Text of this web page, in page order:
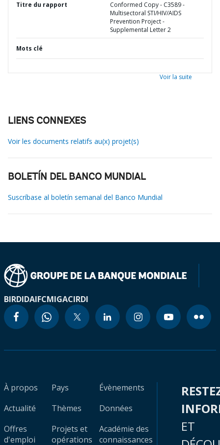
Titre du rapport
Conformed Copy - C3589 -
Multisectoral STI/HIV/AIDS
Prevention Project -
Supplemental Letter 2
Mots clé
Voir la suite
LIENS CONNEXES
Voir les documents relatifs au(x) projet(s)
BOLETÍN DEL BANCO MUNDIAL
Suscríbase al boletín semanal del Banco Mundial
BIRDIDAIFCMIGACIRDI
À propos
Actualité
Offres
d'emploi
Pays
Thèmes
Projets et
opérations
Évènements
Données
Académie des
connaissances
ET